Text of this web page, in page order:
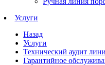
Услуги
Назад
Услуги
Технический аудит
Гарантийное